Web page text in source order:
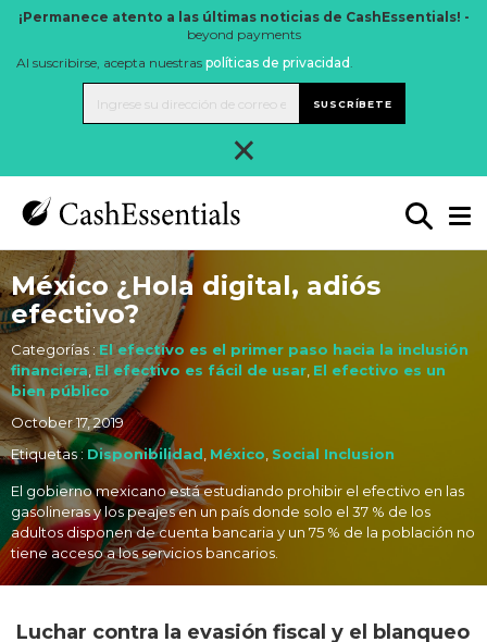
¡Permanece atento a las últimas noticias de CashEssentials! -
beyond payments
Al suscribirse, acepta nuestras políticas de privacidad .
SUSCRÍBETE
×
México ¿Hola digital, adiós
efectivo?
Categorías : El efectivo es el primer paso hacia la inclusión
financiera, El efectivo es fácil de usar El efectivo es un
bien público
October 17, 2019
Etiquetas : Disponibilidad México Social Inclusion
El gobierno mexicano está estudiando prohibir el efectivo en las
gasolineras y los peajes en un país donde solo el 37 % de los
adultos disponen de cuenta bancaria y un 75 % de la población no
tiene acceso a los servicios bancarios.
Luchar contra la evasión fiscal y el blanqueo